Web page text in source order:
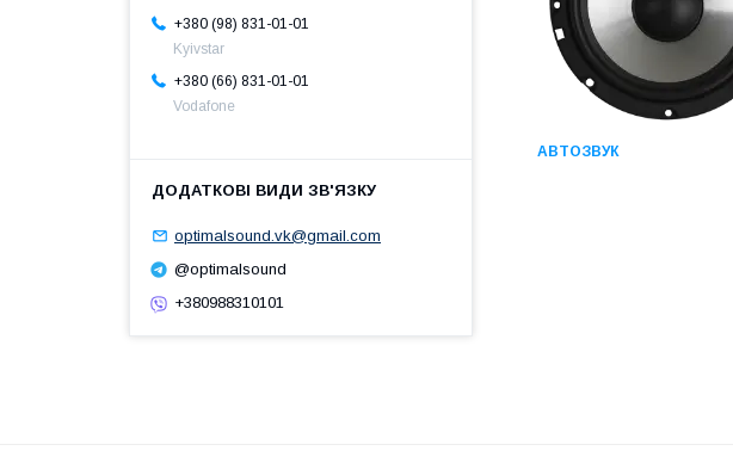
АВТОЗВУК
+380 (98) 831-01-01
Kyivstar
+380 (66) 831-01-01
Vodafone
optimalsound.vk@gmail.com
@optimalsound
+380988310101